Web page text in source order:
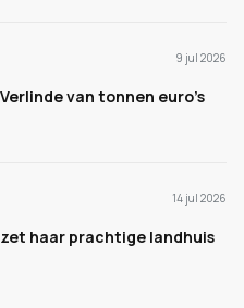
9 jul 2026
van tonnen euro's
14 jul 2026
haar prachtige landhuis